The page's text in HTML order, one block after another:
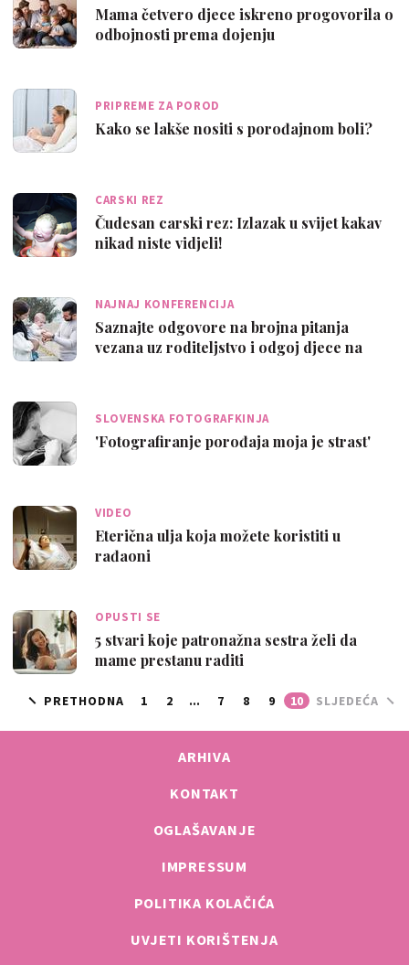
Mama četvero djece iskreno progovorila o
odbojnosti prema dojenju
PRIPREME ZA POROD
Kako se lakše nositi s porođajnom boli?
CARSKI REZ
Čudesan carski rez: Izlazak u svijet kakav
nikad niste vidjeli!
NAJNAJ KONFERENCIJA
Saznajte odgovore na brojna pitanja
vezana uz roditeljstvo i odgoj djece na
SLOVENSKA FOTOGRAFKINJA
'Fotografiranje porođaja moja je strast'
VIDEO
Eterična ulja koja možete koristiti u
rađaoni
OPUSTI SE
5 stvari koje patronažna sestra želi da
mame prestanu raditi
PRETHODNA 1 2 ... 7 8 9 10 SLJEDEĆA
ARHIVA
KONTAKT
OGLAŠAVANJE
IMPRESSUM
POLITIKA KOLAČIĆA
UVJETI KORIŠTENJA